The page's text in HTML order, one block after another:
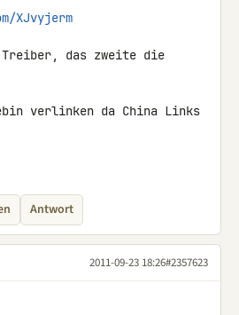
XJvyjerm
das zweite die
verlinken da China Links
Antwort
2011-09-23 18:26#2357623